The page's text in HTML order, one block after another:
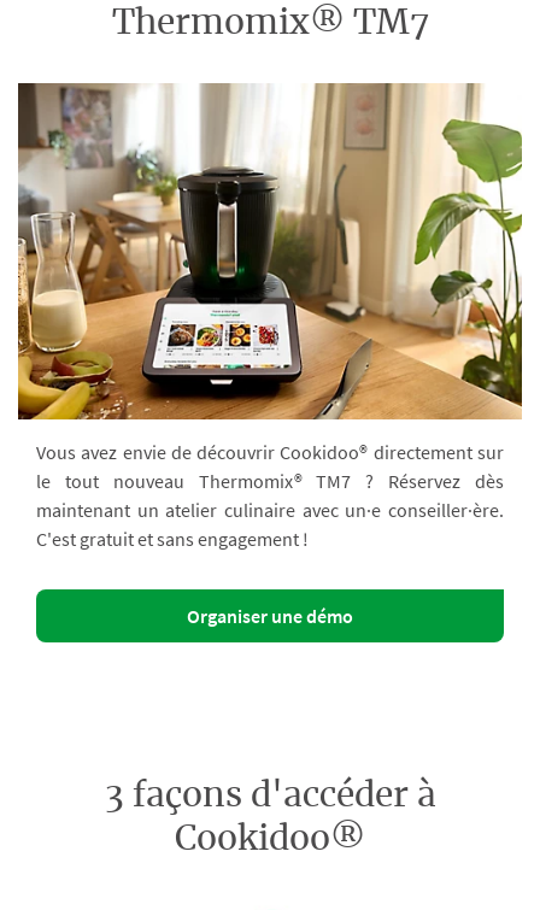
Thermomix® TM7
Vous avez envie de découvrir Cookidoo® directement sur
le tout nouveau Thermomix® TM7 ? Réservez dès
maintenant un atelier culinaire avec un·e conseiller·ère.
C'est gratuit et sans engagement !
Organiser une démo
3 façons d'accéder à
Cookidoo®